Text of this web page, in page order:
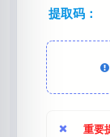
提取码：
重要